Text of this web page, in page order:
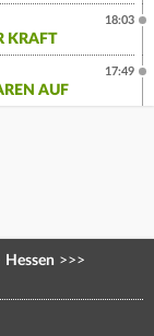
18:03
AUF
17:49
Hessen >>>